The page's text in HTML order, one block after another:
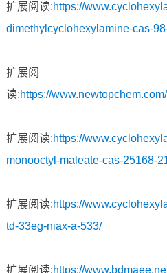
扩展阅读:https://
dimethylcyclohexylamine-cas-
扩展阅
读:https://
扩展阅读:https://
monooctyl-maleate-cas-25168-
扩展阅读:https://
td-33eg-niax-a-533/
扩展阅读:https://